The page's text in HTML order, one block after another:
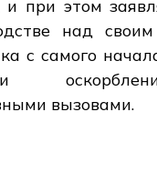
и при этом
над
с самого
вызовами.